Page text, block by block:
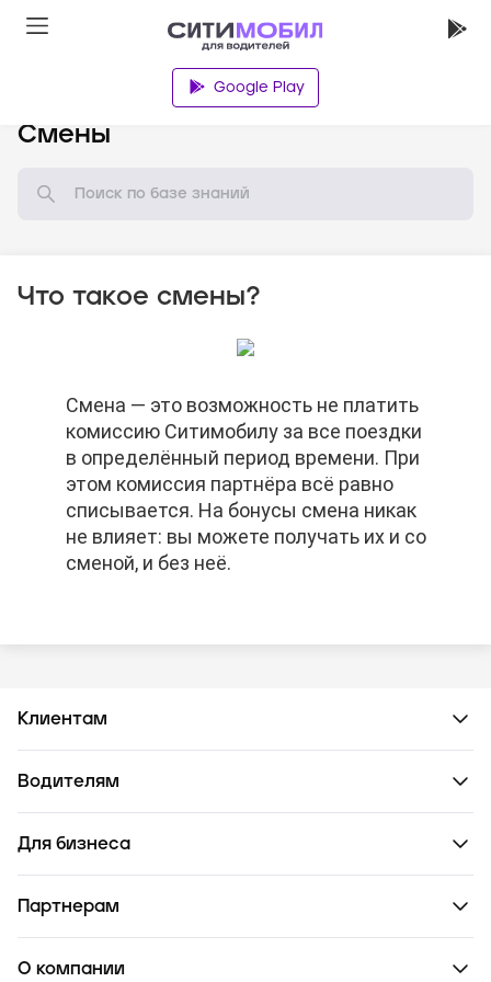
Google Play
Смены
Что такое смены?
Смена — это возможность не платить
комиссию Ситимобилу за все поездки
в определённый период времени. При
этом комиссия партнёра всё равно
списывается. На бонусы смена никак
не влияет: вы можете получать их и со
сменой, и без неё.
Смена — это возможность не платить
комиссию Ситимобилу за все поездки
в определённый период времени. При
этом комиссия партнёра всё равно
списывается. На бонусы смена никак
не влияет: вы можете получать их и со
сменой, и без неё.
Смена — это возможность не платить
комиссию Ситимобилу за все поездки
в определённый период времени. При
этом комиссия партнёра всё равно
списывается. На бонусы смена никак
не влияет: вы можете получать их и со
сменой, и без неё.
Клиентам
Водителям
Для бизнеса
Партнерам
О компании